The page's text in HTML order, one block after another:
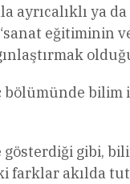
ayrıcalıklı ya
eğitiminin
bilim
gösterdiği gibi,
farklar akılda